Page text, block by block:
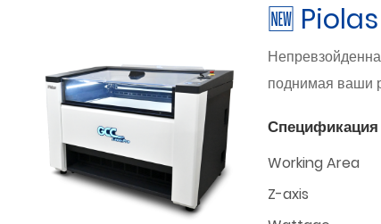
🆕
поднимая ваши
Спецификация
Working Area
Z-axis